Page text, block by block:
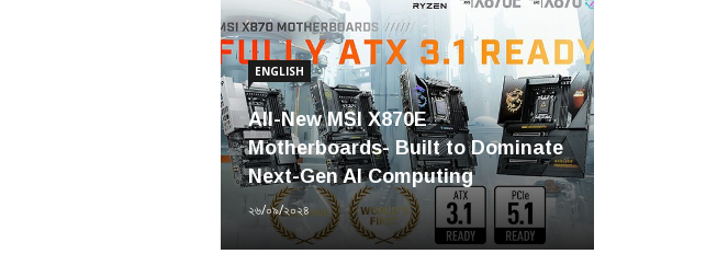
ENGLISH
All-New MSI X870E
Motherboards- Built to Dominate
Next-Gen AI Computing
২৬/০৯/২০২৪